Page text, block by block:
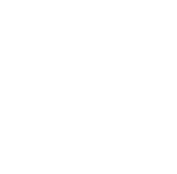
para buscar o ESC para